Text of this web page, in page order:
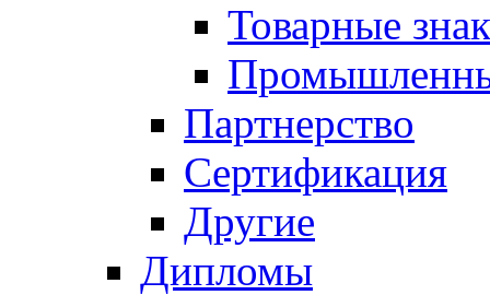
Товарные
Партнерство
Сертификация
Другие
Дипломы